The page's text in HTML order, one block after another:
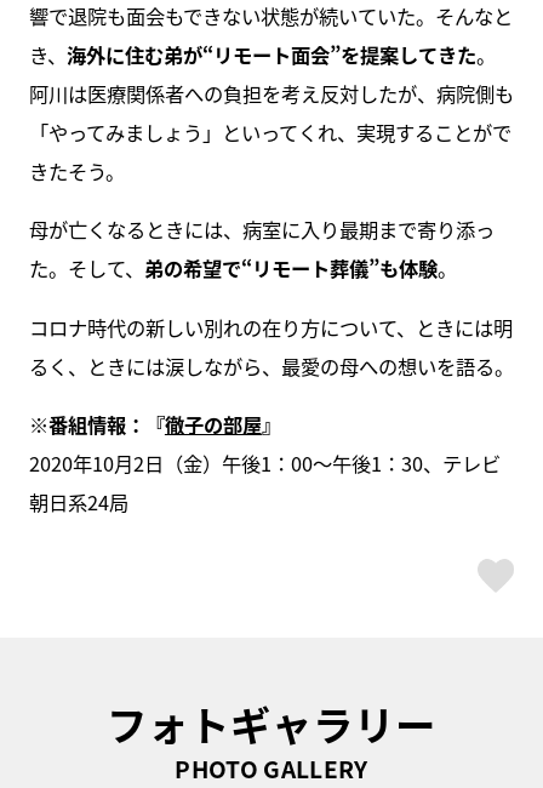
響で退院も面会もできない状態が続いていた。そんなと
き、 海外に住む弟が“リモート面会”を提案してきた。
阿川は医療関係者への負担を考え反対したが、病院側も
「やってみましょう」といってくれ、実現することがで
きたそう。
母が亡くなるときには、病室に入り最期まで寄り添っ
た。そして、 弟の希望で“リモート葬儀”も体験。
コロナ時代の新しい別れの在り方について、ときには明
るく、ときには涙しながら、最愛の母への想いを語る。
※番組情報：『徹子の部屋』
2020年10月2日（金）午後1：00～午後1：30、テレビ
朝日系24局
フォトギャラリー
PHOTO GALLERY